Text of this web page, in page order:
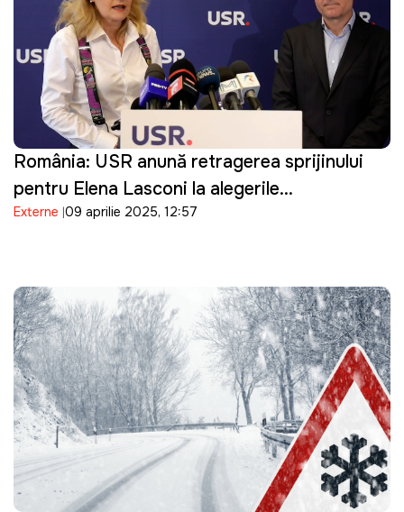
România: USR anunţă retragerea sprijinului
pentru Elena Lasconi la alegerile
prezidenţiale şi afirmă că îl susţine pe
Externe 09 aprilie 2025, 12:57